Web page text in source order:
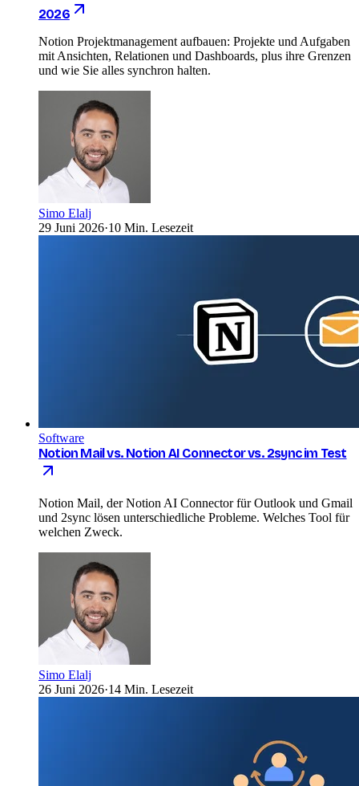
2026
Notion Projektmanagement aufbauen: Projekte und Aufgaben
mit Ansichten, Relationen und Dashboards, plus ihre Grenzen
und wie Sie alles synchron halten.
Simo Elalj
29 Juni 2026·10 Min. Lesezeit
Software
Notion Mail vs. Notion AI Connector vs. 2sync im Test
Notion Mail, der Notion AI Connector für Outlook und Gmail
und 2sync lösen unterschiedliche Probleme. Welches Tool für
welchen Zweck.
Simo Elalj
26 Juni 2026·14 Min. Lesezeit